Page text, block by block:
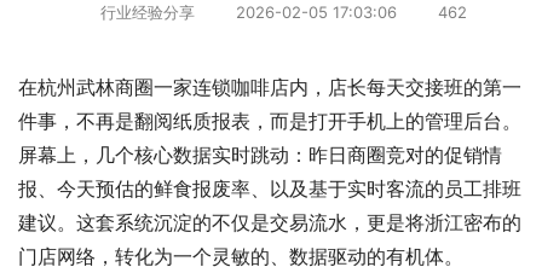
行业经验分享 2026-02-05 17:03:06 462
在杭州武林商圈一家连锁咖啡店内，店长每天交接班的第一
件事，不再是翻阅纸质报表，而是打开手机上的管理后台。
屏幕上，几个核心数据实时跳动：昨日商圈竞对的促销情
报、今天预估的鲜食报废率、以及基于实时客流的员工排班
建议。这套系统沉淀的不仅是交易流水，更是将浙江密布的
门店网络，转化为一个灵敏的、数据驱动的有机体。